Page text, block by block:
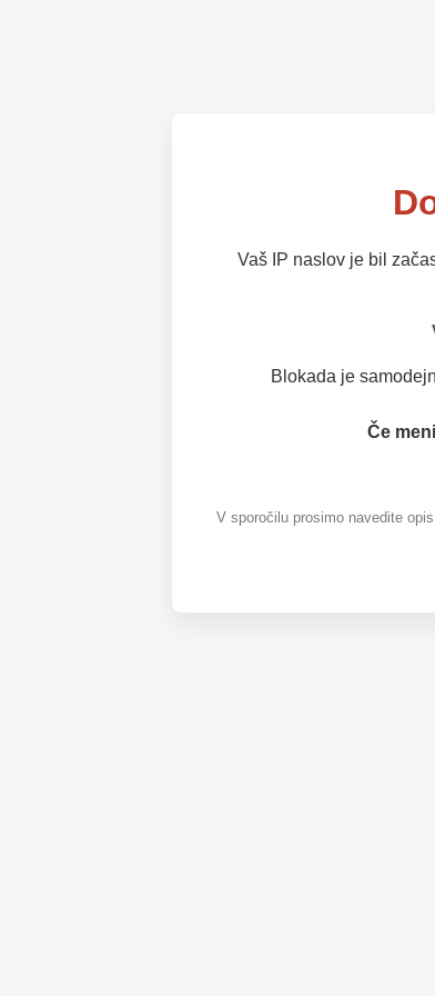
Vaš IP naslov je bil
Blokada je
Če
V sporočilu prosimo navedite